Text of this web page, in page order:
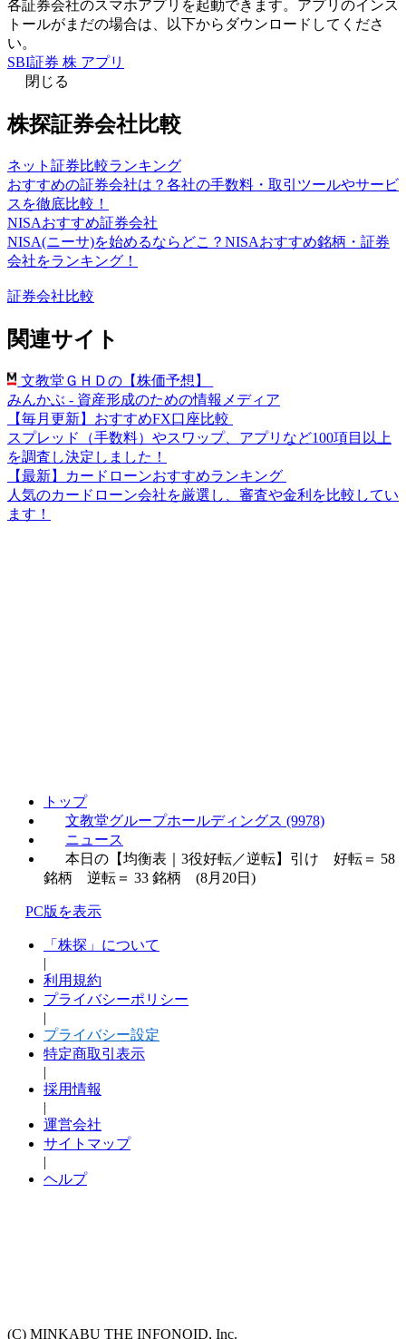
各証券会社のスマホアプリを起動できます。アプリのインス
トールがまだの場合は、以下からダウンロードしてくださ
い。
SBI証券 株 アプリ
閉じる
株探証券会社比較
ネット証券比較ランキング
おすすめの証券会社は？各社の手数料・取引ツールやサービ
スを徹底比較！
NISAおすすめ証券会社
NISA(ニーサ)を始めるならどこ？NISAおすすめ銘柄・証券
会社をランキング！
証券会社比較
関連サイト
文教堂ＧＨＤの【株価予想】
みんかぶ - 資産形成のための情報メディア
【毎月更新】おすすめFX口座比較
スプレッド（手数料）やスワップ、アプリなど100項目以上
を調査し決定しました！
【最新】カードローンおすすめランキング
人気のカードローン会社を厳選し、審査や金利を比較してい
ます！
トップ
文教堂グループホールディングス (9978)
ニュース
本日の【均衡表｜3役好転／逆転】引け 好転＝ 58
銘柄 逆転＝ 33 銘柄 (8月20日)
PC版を表示
「株探」について
|
利用規約
プライバシーポリシー
|
プライバシー設定
特定商取引表示
|
採用情報
|
運営会社
サイトマップ
|
ヘルプ
(C) MINKABU THE INFONOID, Inc.